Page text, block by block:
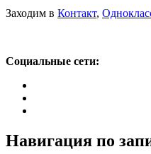
Заходим в Контакт,
Социальные сети:
Навигация по